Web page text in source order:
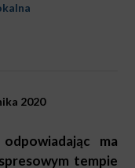
2020
ma
tempie